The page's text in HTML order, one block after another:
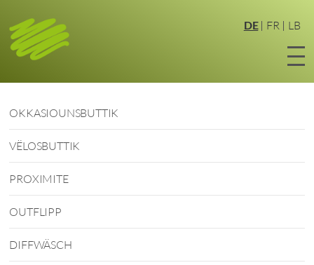
DE FR LB
OKKASIOUNSBUTTIK
VËLOSBUTTIK
PROXIMITE
OUTFLIPP
DIFFWÄSCH